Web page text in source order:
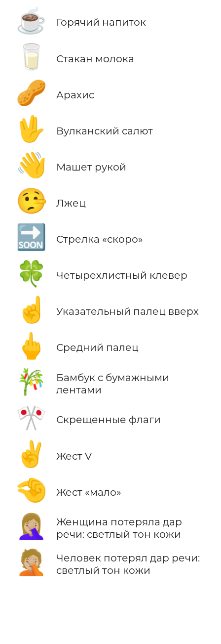
☕ Горячий напиток
🥛 Стакан молока
🥜 Арахис
🖖 Вулканский салют
👋 Машет рукой
🤥 Лжец
🔜 Стрелка «скоро»
🍀 Четырехлистный клевер
☝️ Указательный палец вверх
🖕 Средний палец
🎋
Бамбук с бумажными
лентами
🎌 Скрещенные флаги
✌️ Жест V
🤏 Жест «мало»
🤦🏼‍♀️
Женщина потеряла дар
речи: светлый тон кожи
🤦🏼
Человек потерял дар речи:
светлый тон кожи